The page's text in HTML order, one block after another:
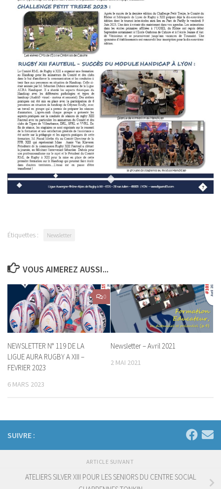
Étiquettes : Newsletter
VOUS AIMEREZ AUSSI...
0
NEWSLETTER N° 119 DE LA
LIGUE AURA RUGBY A XIII –
FEVRIER 2023
6 MARS 2023
Newsletter – Avril 2021
2 MAI 2021
SUIVRE :
ARTICLE SUIVANT
ATELIERS SILVER XIII POUR LES SENIORS DU CENTRE SOCIAL